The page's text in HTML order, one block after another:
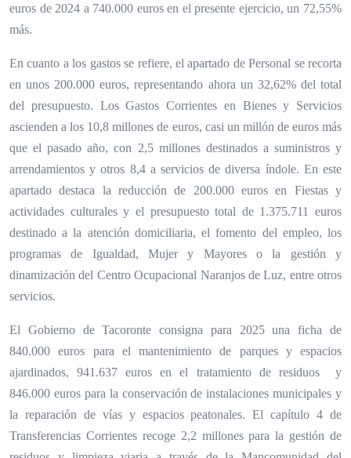
euros de 2024 a 740.000 euros en el presente ejercicio, un 72,55%
más.
En cuanto a los gastos se refiere, el apartado de Personal se recorta
en unos 200.000 euros, representando ahora un 32,62% del total
del presupuesto. Los Gastos Corrientes en Bienes y Servicios
ascienden a los 10,8 millones de euros, casi un millón de euros más
que el pasado año, con 2,5 millones destinados a suministros y
arrendamientos y otros 8,4 a servicios de diversa índole. En este
apartado destaca la reducción de 200.000 euros en Fiestas y
actividades culturales y el presupuesto total de 1.375.711 euros
destinado a la atención domiciliaria, el fomento del empleo, los
programas de Igualdad, Mujer y Mayores o la gestión y
dinamización del Centro Ocupacional Naranjos de Luz, entre otros
servicios.
El Gobierno de Tacoronte consigna para 2025 una ficha de
840.000 euros para el mantenimiento de parques y espacios
ajardinados, 941.637 euros en el tratamiento de residuos y
846.000 euros para la conservación de instalaciones municipales y
la reparación de vías y espacios peatonales. El capítulo 4 de
Transferencias Corrientes recoge 2,2 millones para la gestión de